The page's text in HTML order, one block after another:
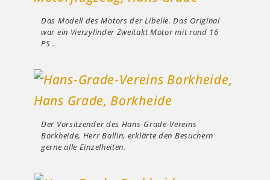
Das Modell des Motors der Libelle. Das Original
war ein Vierzylinder Zweitakt Motor mit rund 16
PS .
Der Vorsitzender des Hans-Grade-Vereins
Borkheide, Herr Ballin, erklärte den Besuchern
gerne alle Einzelheiten.